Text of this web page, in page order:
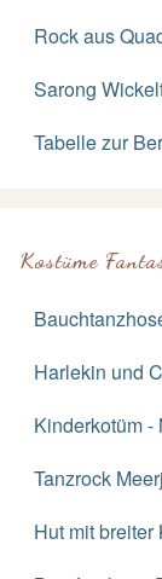
Rock aus
Sarong
Tabelle zur
Kostüme
Harlekin und
Kinderkotüm -
Tanzrock
Hut mit breiter